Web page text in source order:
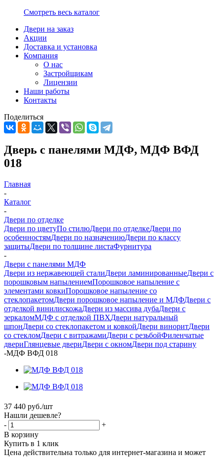
Смотреть весь каталог
Двери на заказ
Акции
Доставка и установка
Компания
О нас
Застройщикам
Лицензии
Наши работы
Контакты
Поделиться
Дверь с панелями МДФ, МДФ ВФД
018
Главная
-
Каталог
-
Двери по отделке
Двери по цветуПо стилюДвери по отделкеДвери по
особенностямДвери по назначениюДвери по классу
защитыДвери по толщине листаФурнитура
-
Двери с панелями МДФ
Двери из нержавеющей сталиДвери ламинированныеДвери с
порошковым напылениемПорошковое напыление с
элементами ковкиПорошковое напыление со
стеклопакетомДвери порошковое напыление и МДФДвери с
отделкой винилискожаДвери из массива дубаДвери с
зеркаломМДФ с отделкой ПВХДвери натуральный
шпонДвери со стеклопакетом и ковкойДвери виноритДвери
со стекломДвери с витражамиДвери с резьбойФиленчатые
двериГлянцевые двериДвери с окномДвери под старину
-МДФ ВФД 018
37 440 руб./шт
Нашли дешевле?
-
+
В корзину
Купить в 1 клик
Цена действительна только для интернет-магазина и может